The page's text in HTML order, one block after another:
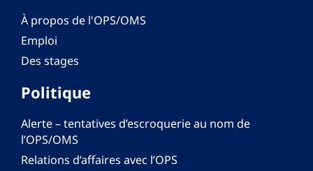
À propos de l'OPS/OMS
Emploi
Des stages
Politique
Alerte – tentatives d’escroquerie au nom de
l’OPS/OMS
Relations d’affaires avec l’OPS